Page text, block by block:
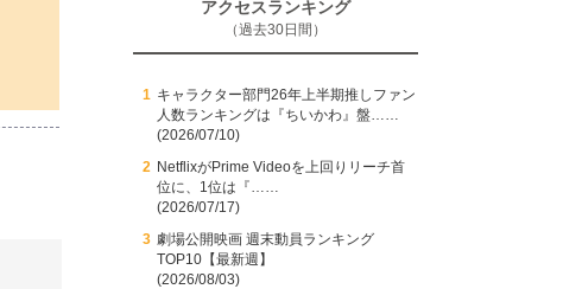
アクセスランキング
（過去30日間）
キャラクター部門26年上半期推しファン
人数ランキングは『ちいかわ』盤……
(2026/07/10)
NetflixがPrime Videoを上回りリーチ首
位に、1位は『……
(2026/07/17)
劇場公開映画 週末動員ランキング
TOP10【最新週】
(2026/08/03)